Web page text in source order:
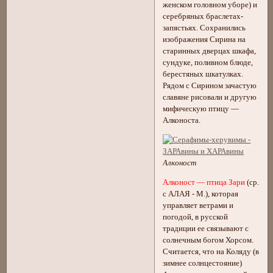
женском головном уборе) и
серебряных браслетах-
запястьях. Сохранились
изображения Сирина на
старинных дверцах шкафа,
сундуке, поливном блюде,
берестяных шкатулках.
Рядом с Сирином зачастую
славяне рисовали и другую
мифическую птицу —
Алконоста.
Алконост
Алконост — птица Зари(ср.
с АЛАЯ - М.), которая
управляет ветрами и
погодой, в русской
традиции ее связывают с
солнечным богом Хорсом.
Считается, что на Коляду (в
зимнее солнцестояние)